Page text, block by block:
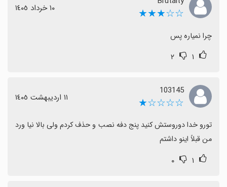
☆☆★★★ ١٠ خرداد ١٤٠٥
چرا نمیاره پس
۱ ۲
103145
☆☆☆☆★ ١١ اردیبهشت ١٤٠٥
من قبلاً اینو داشتم
۱ ۰